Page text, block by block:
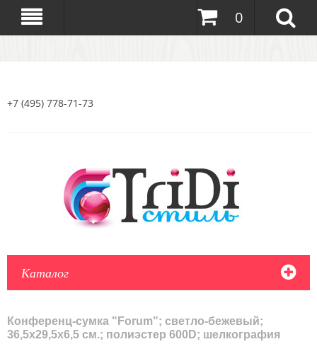
0
+7 (495) 778-71-73
Каталог
Конференц-сумка "Forum"; светло-бежевый;
36,5х29,5х6,5 см.; полиэстер 600D; шелкография